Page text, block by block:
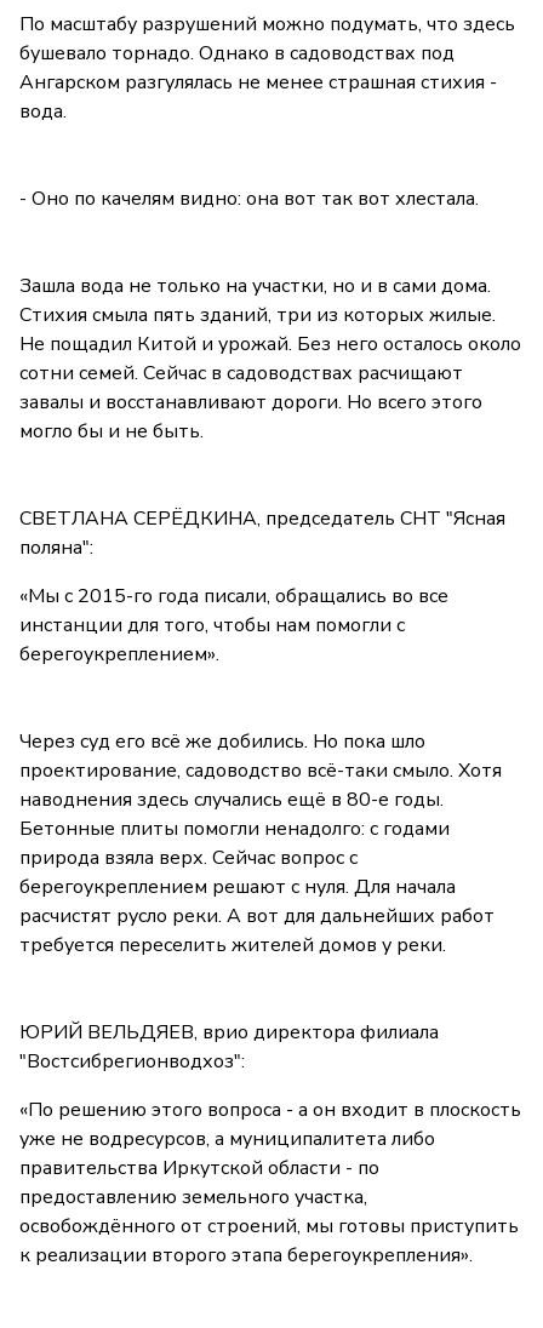
По масштабу разрушений можно подумать, что здесь
бушевало торнадо. Однако в садоводствах под
Ангарском разгулялась не менее страшная стихия -
вода.
- Оно по качелям видно: она вот так вот хлестала.
Зашла вода не только на участки, но и в сами дома.
Стихия смыла пять зданий, три из которых жилые.
Не пощадил Китой и урожай. Без него осталось около
сотни семей. Сейчас в садоводствах расчищают
завалы и восстанавливают дороги. Но всего этого
могло бы и не быть.
СВЕТЛАНА СЕРЁДКИНА, председатель СНТ "Ясная
поляна":
«Мы с 2015-го года писали, обращались во все
инстанции для того, чтобы нам помогли с
берегоукреплением».
Через суд его всё же добились. Но пока шло
проектирование, садоводство всё-таки смыло. Хотя
наводнения здесь случались ещё в 80-е годы.
Бетонные плиты помогли ненадолго: с годами
природа взяла верх. Сейчас вопрос с
берегоукреплением решают с нуля. Для начала
расчистят русло реки. А вот для дальнейших работ
требуется переселить жителей домов у реки.
ЮРИЙ ВЕЛЬДЯЕВ, врио директора филиала
"Востсибрегионводхоз":
«По решению этого вопроса - а он входит в плоскость
уже не водресурсов, а муниципалитета либо
правительства Иркутской области - по
предоставлению земельного участка,
освобождённого от строений, мы готовы приступить
к реализации второго этапа берегоукрепления».